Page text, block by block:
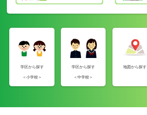
学区から探す
＜小学校＞
学区から探す
＜中学校＞
地図から探す